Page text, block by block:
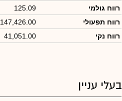
רווח גולמי
125.09
רווח תפעולי
147,426.00
רווח נקי
41,051.00
בעלי עניין